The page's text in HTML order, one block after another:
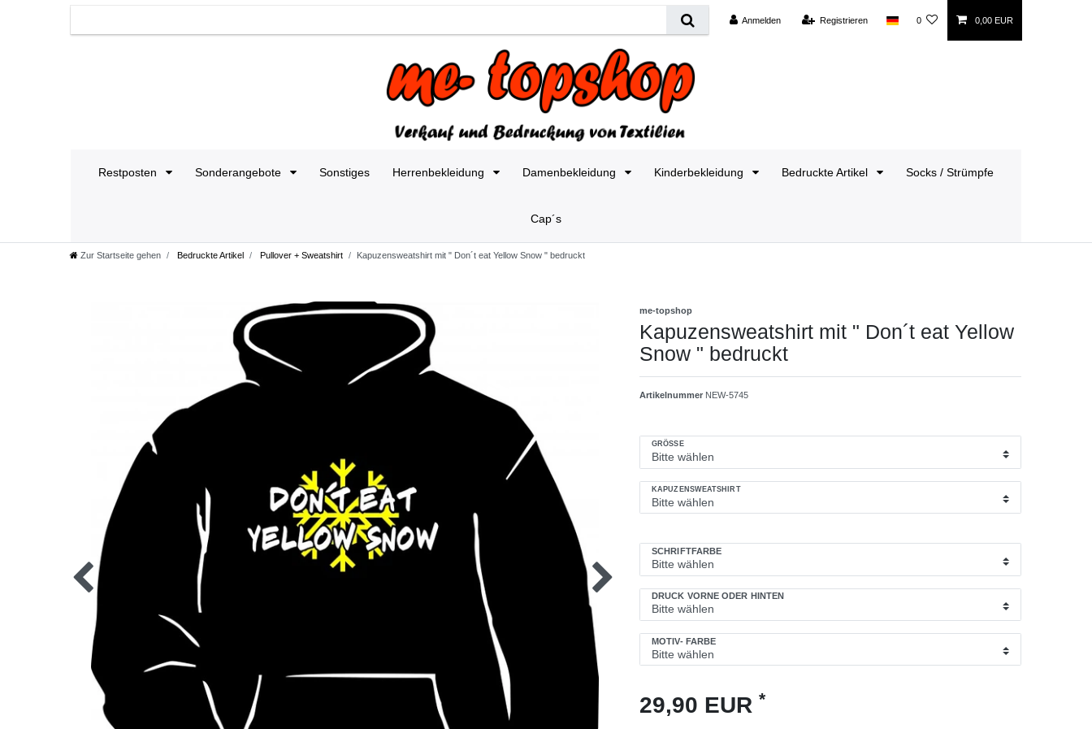
Anmelden Registrieren 0 0,00 EUR
Restposten Sonderangebote Sonstiges Herrenbekleidung Damenbekleidung Kinderbekleidung Bedruckte Artikel Socks / Strümpfe
Cap´s
Zur Startseite gehen Bedruckte Artikel Pullover + Sweatshirt Kapuzensweatshirt mit " Don´t eat Yellow Snow " bedruckt
me-topshop
Kapuzensweatshirt mit " Don´t eat Yellow
Snow " bedruckt
Artikelnummer NEW-5745
GRÖSSE
KAPUZENSWEATSHIRT
SCHRIFTFARBE
DRUCK VORNE ODER HINTEN
MOTIV- FARBE
29,90 EUR *